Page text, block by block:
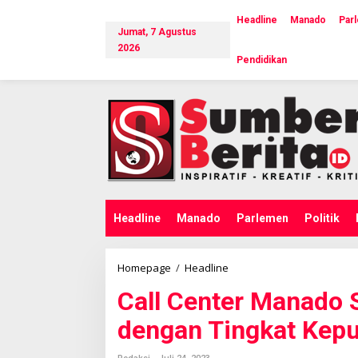
i
Jumat, 7 Agustus
2026
Headline Manado
Pendidikan
Headline Manado Parlemen Politik
Homepage / Headline
l
l
C
e
Call Center
dengan Tingkat